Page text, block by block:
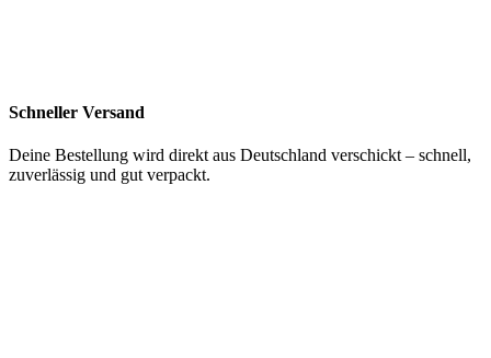
Schneller Versand
Deine Bestellung wird direkt aus Deutschland verschickt – schnell,
zuverlässig und gut verpackt.